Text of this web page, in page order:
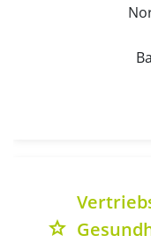
grade